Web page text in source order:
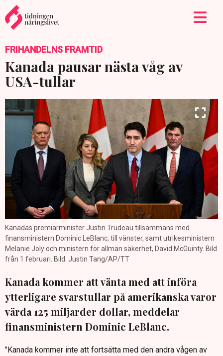
FRIHANDELNS FRAMTID
Kanada pausar nästa våg av
USA-tullar
Kanadas premiärminister Justin Trudeau tillsammans med
finansministern Dominic LeBlanc, till vänster, samt utrikesministern
Melanie Joly och ministern för allmän säkerhet, David McGuinty. Bild
från 1 februari. Bild: Justin Tang/AP/TT
Kanada kommer att vänta med att införa
ytterligare svarstullar på amerikanska varor
värda 125 miljarder dollar, meddelar
finansministern Dominic LeBlanc.
"Kanada kommer inte att fortsätta med den andra vågen av